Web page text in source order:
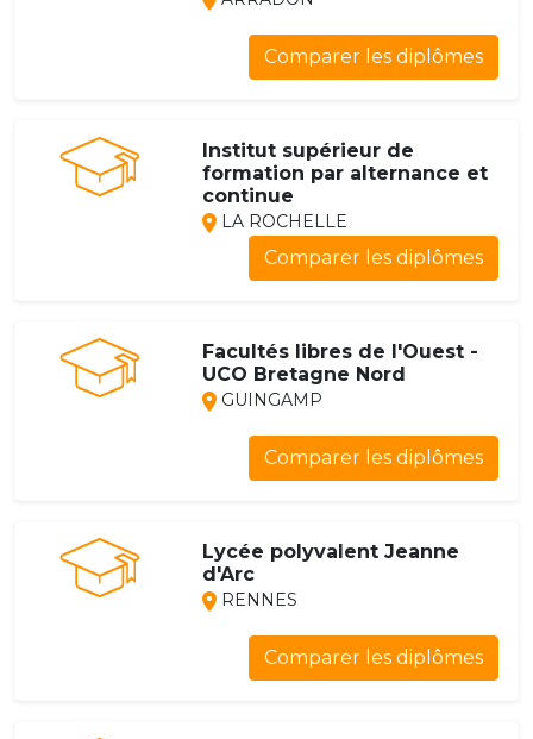
Comparer les diplômes
Institut supérieur de
formation par alternance et
continue
LA ROCHELLE
Comparer les diplômes
Facultés libres de l'Ouest -
UCO Bretagne Nord
GUINGAMP
Comparer les diplômes
Lycée polyvalent Jeanne
d'Arc
RENNES
Comparer les diplômes